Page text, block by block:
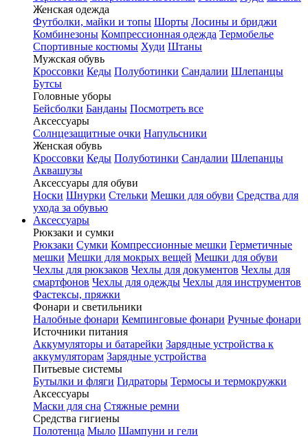
Женская одежда
Футболки, майки и топы Шорты Лосины и бриджи
Комбинезоны Компрессионная одежда Термобелье
Спортивные костюмы Худи Штаны
Мужская обувь
Кроссовки Кеды Полуботинки Сандалии Шлепанцы
Бутсы
Головные уборы
Бейсболки Банданы Посмотреть все
Аксессуары
Солнцезащитные очки Напульсники
Женская обувь
Кроссовки Кеды Полуботинки Сандалии Шлепанцы
Аквашузы
Аксессуары для обуви
Носки Шнурки Стельки Мешки для обуви Средства для
ухода за обувью
Аксессуары
Рюкзаки и сумки
Рюкзаки Сумки Компрессионные мешки Герметичные
мешки Мешки для мокрых вещей Мешки для обуви
Чехлы для рюкзаков Чехлы для документов Чехлы для
смартфонов Чехлы для одежды Чехлы для инструментов
Фастексы, пряжки
Фонари и светильники
Налобные фонари Кемпинговые фонари Ручные фонари
Источники питания
Аккумуляторы и батарейки Зарядные устройства к
аккумуляторам Зарядные устройства
Питьевые системы
Бутылки и фляги Гидраторы Термосы и термокружки
Аксессуары
Маски для сна Стяжные ремни
Средства гигиены
Полотенца Мыло Шампуни и гели